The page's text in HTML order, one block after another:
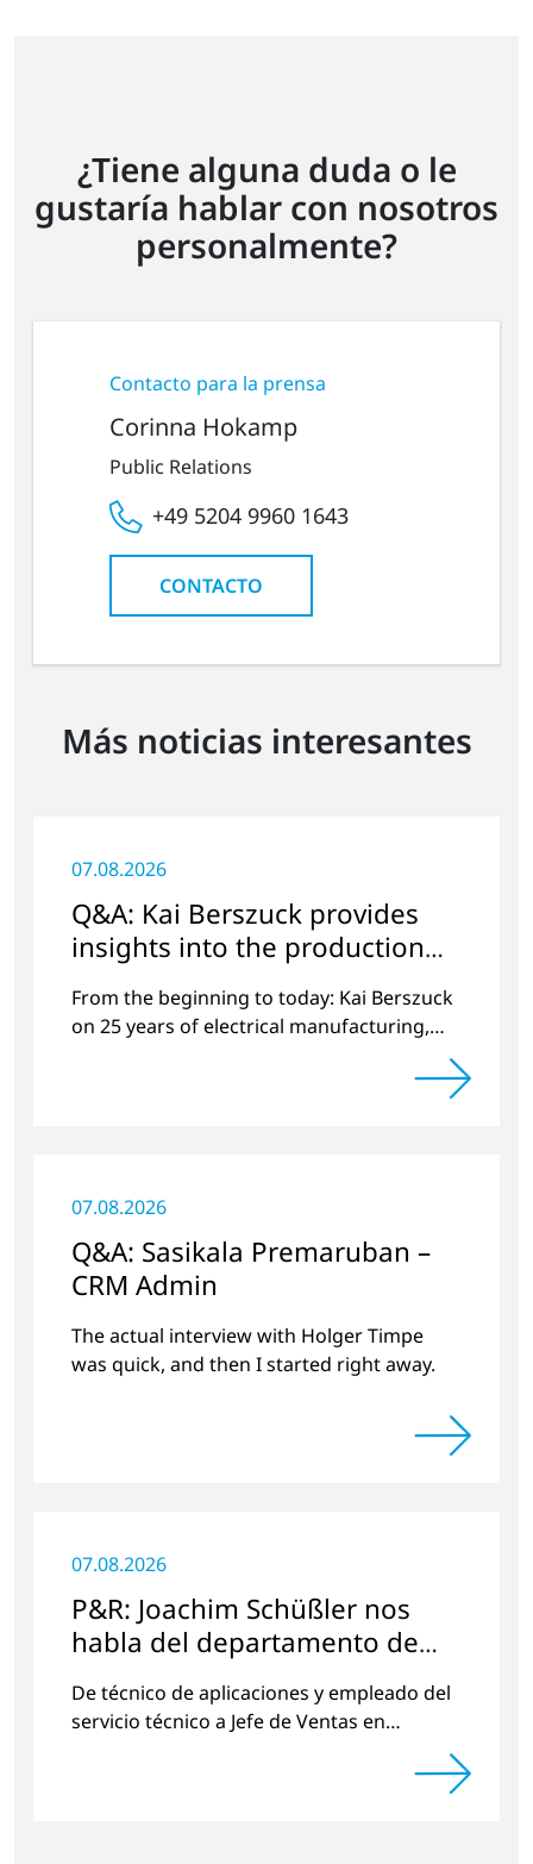
¿Tiene alguna duda o le
gustaría hablar con nosotros
personalmente?
Contacto para la prensa
Corinna Hokamp
Public Relations
+49 5204 9960 1643
CONTACTO
Más noticias interesantes
07.08.2026
Q&A: Kai Berszuck provides
insights into the production
department
From the beginning to today: Kai Berszuck
on 25 years of electrical manufacturing,
07.08.2026
Q&A: Sasikala Premaruban –
CRM Admin
The actual interview with Holger Timpe
was quick, and then I started right away.
07.08.2026
P&R: Joachim Schüßler nos
habla del departamento de
ventas
De técnico de aplicaciones y empleado del
servicio técnico a Jefe de Ventas en
ahora asume tareas estratégicas de ventas